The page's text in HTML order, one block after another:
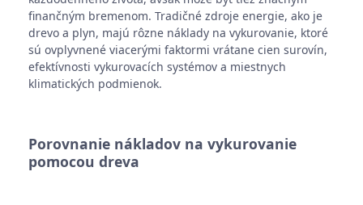
finančným bremenom. Tradičné zdroje energie, ako je
drevo a plyn, majú rôzne náklady na vykurovanie, ktoré
sú ovplyvnené viacerými faktormi vrátane cien surovín,
efektívnosti vykurovacích systémov a miestnych
klimatických podmienok.
Porovnanie nákladov na vykurovanie
pomocou dreva